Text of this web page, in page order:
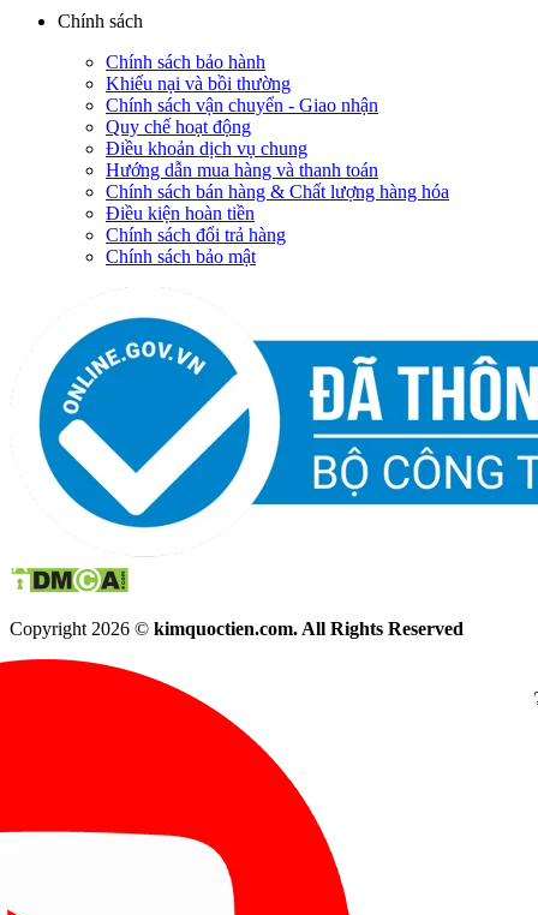
Chính sách
Chính sách bảo hành
Khiếu nại và bồi thường
Chính sách vận chuyển - Giao nhận
Quy chế hoạt động
Điều khoản dịch vụ chung
Hướng dẫn mua hàng và thanh toán
Chính sách bán hàng & Chất lượng hàng hóa
Điều kiện hoàn tiền
Chính sách đổi trả hàng
Chính sách bảo mật
Copyright 2026 © kimquoctien.com. All Rights Reserved
(8h00 - 21h30)
(8h00 -